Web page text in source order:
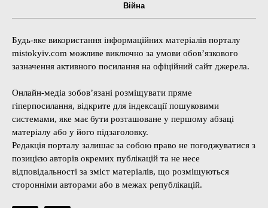
Війна
Будь-яке використання інформаційних матеріалів порталу
mistokyiv.com можливе виключно за умови обов’язкового
зазначення активного посилання на офіційний сайт джерела.
Онлайн-медіа зобов’язані розміщувати пряме
гіперпосилання, відкрите для індексації пошуковими
системами, яке має бути розташоване у першому абзаці
матеріалу або у його підзаголовку.
Редакція порталу залишає за собою право не погоджуватися з
позицією авторів окремих публікацій та не несе
відповідальності за зміст матеріалів, що розміщуються
сторонніми авторами або в межах републікацій.